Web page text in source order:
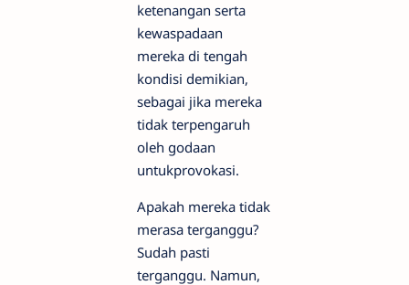
ketenangan serta
kewaspadaan
mereka di tengah
kondisi demikian,
sebagai jika mereka
tidak terpengaruh
oleh godaan
untukprovokasi.
Apakah mereka tidak
merasa terganggu?
Sudah pasti
terganggu. Namun,